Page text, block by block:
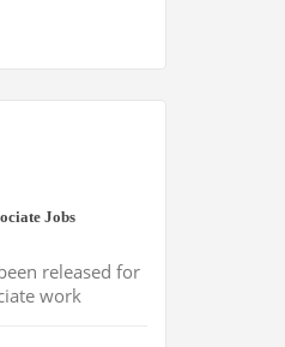
Jobs
released for
work